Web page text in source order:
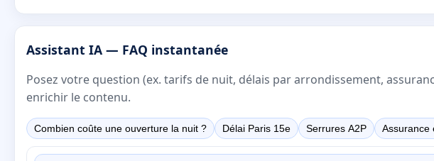
Assistant IA — FAQ instantanée
Posez votre question (ex. tarifs de nuit, délais par arrondissement,
enrichir le contenu.
Combien coûte une ouverture la nuit ? Délai Paris 15e Serrures A2P Assurance